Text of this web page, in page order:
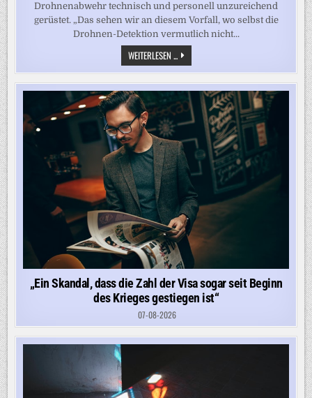
Drohnenabwehr technisch und personell unzureichend
gerüstet. „Das sehen wir an diesem Vorfall, wo selbst die
Drohnen-Detektion vermutlich nicht...
WEITERLESEN ...„STELLEN
SIE
SICH
VOR,
DIE
KOMMT
IM
VORBEREICH
DES
FLUGHAFENS
NIEDER
UND
DANN
ZUR
EXPLOSION“
„Ein Skandal, dass die Zahl der Visa sogar seit Beginn
des Krieges gestiegen ist“
07-08-2026